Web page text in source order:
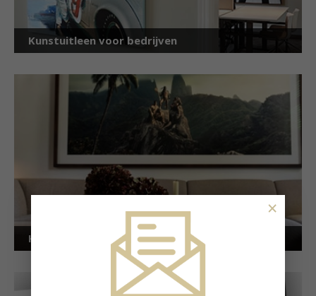
Kunstuitleen voor bedrijven
Kunstuitleen voor particulieren
×